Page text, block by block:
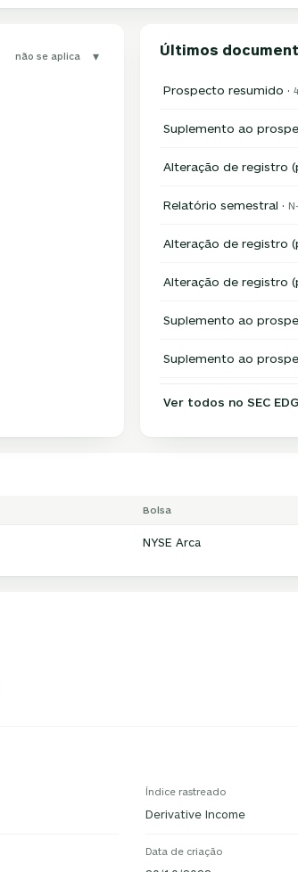
não se aplica ▾ Últimos
Prospecto resumido ·
Suplemento ao
Alteração de registro
Relatório semestral ·
Alteração de registro
Alteração de registro
Suplemento ao
Suplemento ao
Ver todos no SEC
Bolsa
NYSE Arca
Índice rastreado
Derivative Income
Data de criação